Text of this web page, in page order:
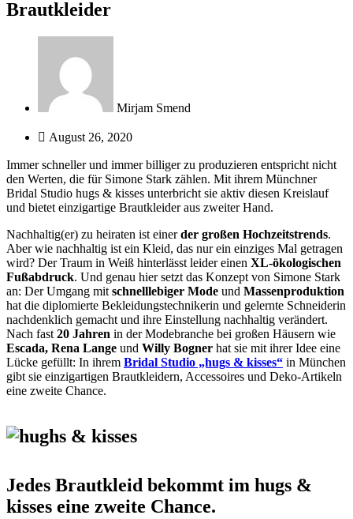
Brautkleider
Mirjam Smend
August 26, 2020
Immer schneller und immer billiger zu produzieren entspricht nicht
den Werten, die für Simone Stark zählen. Mit ihrem Münchner
Bridal Studio hugs & kisses unterbricht sie aktiv diesen Kreislauf
und bietet einzigartige Brautkleider aus zweiter Hand.
Nachhaltig(er) zu heiraten ist einerder großen Hochzeitstrends.
Aber wie nachhaltig ist ein Kleid, das nur ein einziges Mal getragen
wird? Der Traum in Weiß hinterlässt leider einen XL-ökologischen
Fußabdruck. Und genau hier setzt das Konzept von Simone Stark
an: Der Umgang mit schnelllebiger Mode und Massenproduktion
hat die diplomierte Bekleidungstechnikerin und gelernte Schneiderin
nachdenklich gemacht und ihre Einstellung nachhaltig verändert.
Nach fast 20 Jahren in der Modebranche bei großen Häusern wie
Escada, Rena Lange und Willy Bogner hat sie mit ihrer Idee eine
Lücke gefüllt: In ihrem Bridal Studio „hugs & kisses“ in München
gibt sie einzigartigen Brautkleidern, Accessoires und Deko-Artikeln
eine zweite Chance.
Jedes Brautkleid bekommt im hugs &
kisses eine zweite Chance.